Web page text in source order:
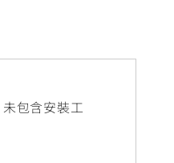
包含安裝工